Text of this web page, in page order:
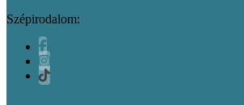
Szépirodalom: